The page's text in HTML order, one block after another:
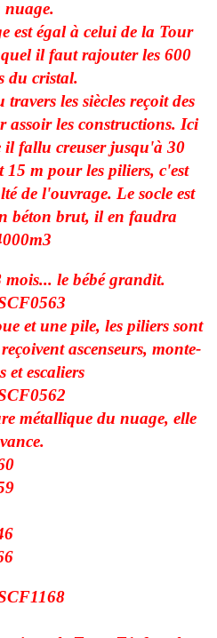
nuage.
est égal à celui de la Tour
il faut rajouter les 600
du cristal.
les siècles reçoit des
assoir les constructions. Ici
fallu creuser jusqu'à 30
15 m pour les piliers, c'est
de l'ouvrage. Le socle est
béton brut, il en faudra
le bébé grandit.
et une pile, les piliers sont
ascenseurs, monte-
et escaliers
métallique du nuage, elle